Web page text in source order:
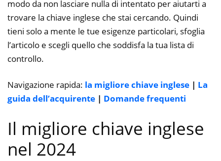
modo da non lasciare nulla di intentato per aiutarti a
trovare la chiave inglese che stai cercando. Quindi
tieni solo a mente le tue esigenze particolari, sfoglia
l’articolo e scegli quello che soddisfa la tua lista di
controllo.
Navigazione rapida: la migliore chiave inglese | La
guida dell’acquirente | Domande frequenti
Il migliore chiave inglese
nel 2024